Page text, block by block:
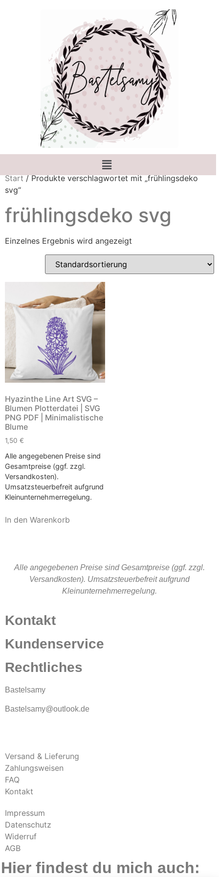
Start/ Produkte verschlagwortet mit „frühlingsdeko
svg“
frühlingsdeko svg
Einzelnes Ergebnis wird angezeigt
Hyazinthe Line Art SVG –
Blumen Plotterdatei | SVG
PNG PDF | Minimalistische
Blume
1,50 €
Alle angegebenen Preise sind
Gesamtpreise (ggf. zzgl.
Versandkosten).
Umsatzsteuerbefreit aufgrund
Kleinunternehmerregelung.
In den Warenkorb
Alle angegebenen Preise sind Gesamtpreise (ggf. zzgl.
Versandkosten). Umsatzsteuerbefreit aufgrund
Kleinunternehmerregelung.
Kontakt
Kundenservice
Rechtliches
Bastelsamy
Bastelsamy@outlook.de
Versand & Lieferung
Zahlungsweisen
FAQ
Kontakt
Impressum
Datenschutz
Widerruf
AGB
Hier findest du mich auch: